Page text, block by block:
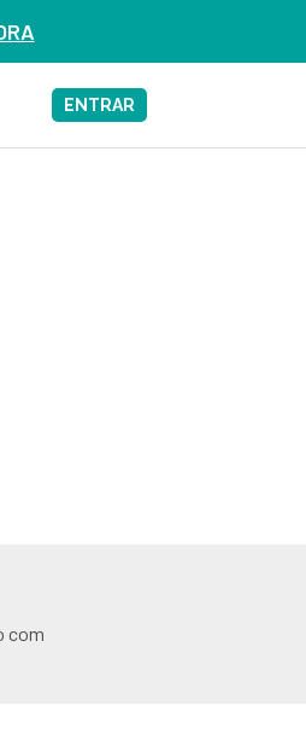
ENTRAR
com